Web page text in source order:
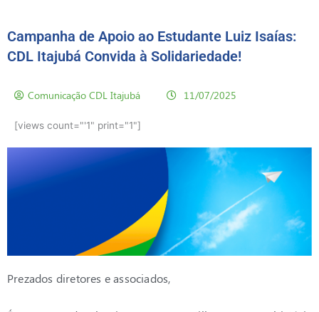
Campanha de Apoio ao Estudante Luiz Isaías:
CDL Itajubá Convida à Solidariedade!
Comunicação CDL Itajubá
[views count="'1" print="1"]
11/07/2025
Prezados diretores e associados,